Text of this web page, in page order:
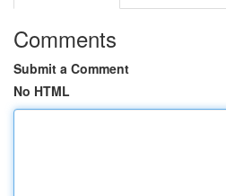
Comments
Submit a Comment
No HTML